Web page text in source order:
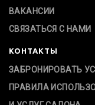
ВАКАНСИИ
СВЯЗАТЬСЯ С НАМИ
КОНТАКТЫ
ЗАБРОНИРОВАТЬ
ПРАВИЛА